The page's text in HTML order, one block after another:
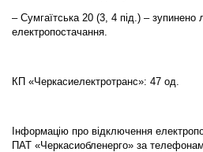
– Сумгаїтська 20 (3, 4 під.) – зупинено
електропостачання.
КП «Черкасиелектротранс»: 47 од.
Інформацію про відключення
ПАТ «Черкасиобленерго» за